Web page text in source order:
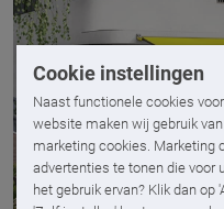
Cookie instellingen
Naast functionele cookies
website maken wij gebruik
marketing cookies. Marketing
advertenties te tonen die voor
het gebruik ervan? Klik dan op